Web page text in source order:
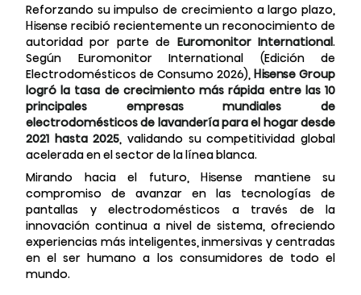
Reforzando su impulso de crecimiento a largo plazo,
Hisense recibió recientemente un reconocimiento de
autoridad por parte de Euromonitor International.
Según Euromonitor International (Edición de
Electrodomésticos de Consumo 2026), Hisense Group
logró la tasa de crecimiento más rápida entre las 10
principales empresas mundiales de
electrodomésticos de lavandería para el hogar desde
2021 hasta 2025, validando su competitividad global
acelerada en el sector de la línea blanca.
Mirando hacia el futuro, Hisense mantiene su
compromiso de avanzar en las tecnologías de
pantallas y electrodomésticos a través de la
innovación continua a nivel de sistema, ofreciendo
experiencias más inteligentes, inmersivas y centradas
en el ser humano a los consumidores de todo el
mundo.